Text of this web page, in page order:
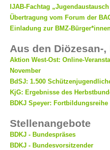
IJAB-Fachtag
Übertragung vom Forum der
Einladung zur BMZ-
Aus den Diözesan-
Aktion West-Ost: Online-
November
BdSJ: 1.500
KjG: Ergebnisse des
BDKJ Speyer:
Stellenangebote
BDKJ - Bundespräses
BDKJ - Bundesvorsitzender